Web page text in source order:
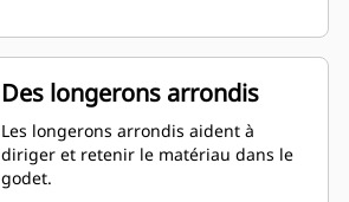
Des longerons arrondis
Les longerons arrondis aident à
diriger et retenir le matériau dans le
godet.